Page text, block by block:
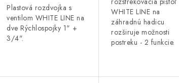
Plastová rozdvojka s
ventilom WHITE LINE na
dve Rýchlospojky 1" +
3/4".
WHITE LINE na
záhradnú hadicu
rozširuje možnosti
postreku - 2 funkcie.